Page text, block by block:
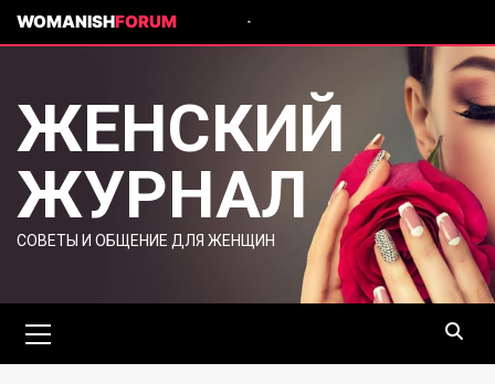
WOMANISHFORUM
ЖЕНСКИЙ
ЖУРНАЛ
СОВЕТЫ И ОБЩЕНИЕ ДЛЯ ЖЕНЩИН